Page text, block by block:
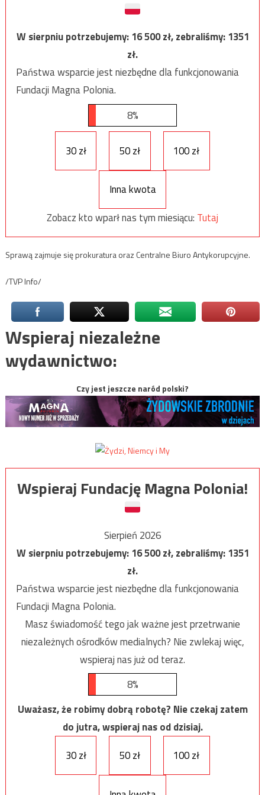
W sierpniu potrzebujemy:16 500zł, zebraliśmy:1351
zł.
Państwa wsparcie jest niezbędne dla funkcjonowania
Fundacji Magna Polonia.
8%
30 zł 50 zł 100 zł
Inna kwota
Zobacz kto wparł nas tym miesiącu: Tutaj
Sprawą zajmuje się prokuratura oraz Centralne Biuro Antykorupcyjne.
/TVP Info/
Wspieraj niezależne
wydawnictwo:
Czy jest jeszcze naród polski?
Wspieraj Fundację Magna Polonia!
Sierpień 2026
W sierpniu potrzebujemy:16 500zł, zebraliśmy:1351
zł.
Państwa wsparcie jest niezbędne dla funkcjonowania
Fundacji Magna Polonia.
Masz świadomość tego jak ważne jest przetrwanie
niezależnych ośrodków medialnych? Nie zwlekaj więc,
wspieraj nas już od teraz.
8%
Uważasz, że robimy dobrą robotę? Nie czekaj zatem
do jutra, wspieraj nas od dzisiaj.
30 zł
50 zł 100 zł